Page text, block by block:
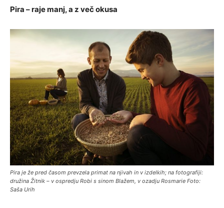
Pira – raje manj, a z več okusa
Pira je že pred časom prevzela primat na njivah in v izdelkih; na fotografiji:
družina Žitnik – v ospredju Robi s sinom Blažem, v ozadju Rosmarie Foto:
Saša Urih